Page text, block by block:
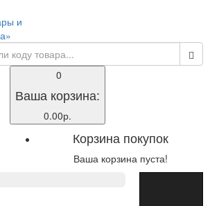
0
Ваша корзина:
0.00р.
Корзина покупок
Ваша корзина пуста!